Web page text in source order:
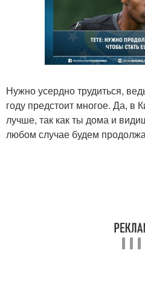
Нужно усердно трудиться,
году предстоит многое. Да, в
лучше, так как ты дома и
любом случае будем